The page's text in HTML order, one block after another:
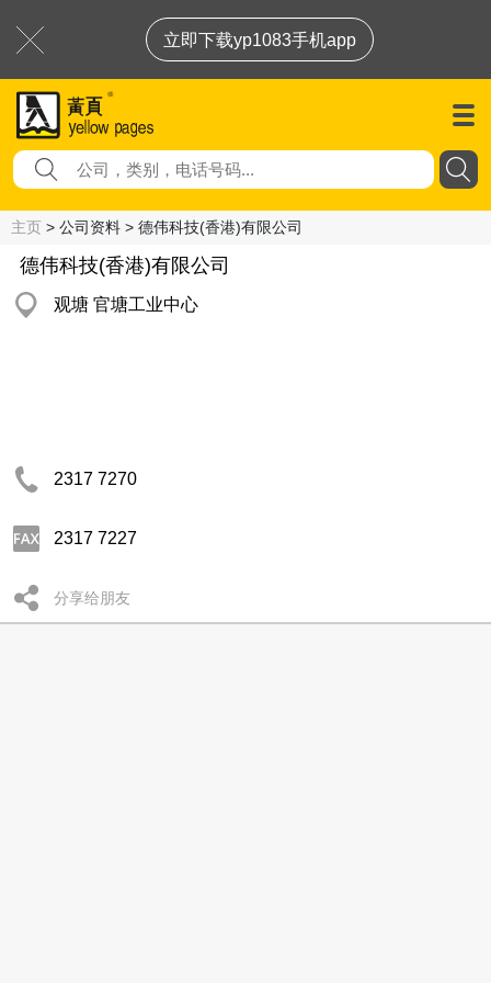
立即下载yp1083手机app
主页 > 公司资料 > 德伟科技(香港)有限公司
德伟科技(香港)有限公司
观塘 官塘工业中心
2317 7270
2317 7227
分享给朋友